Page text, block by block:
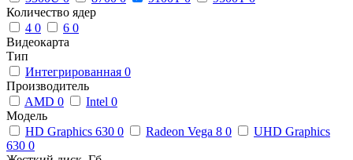
Количество ядер
4 0 6 0
Видеокарта
Тип
Интегрированная 0
Производитель
AMD 0 Intel 0
Модель
HD Graphics 630 0 Radeon Vega 8 0
UHD Graphics
630 0